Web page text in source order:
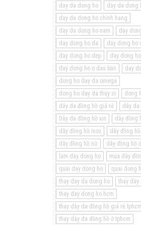
day da dong ho
day da dong
day da dong ho chinh hang
day da dong ho nam
day
day dong ho da
day dong ho
day dong ho dep
day dong
day dong ho o dau ban
day
dong ho day da omega
dong ho day da thuy si
dong
dây da đồng hồ giá rẻ
dây da
Dây da đồng hồ xịn
dây đồng
dây đồng hồ inox
dây đồng
dây đồng hồ nữ
dây đồng hồ
lam day dong ho
mua dây
quai day dong ho
quai dong
thay day da dong ho
thay day
thay day dong ho hcm
thay dây da đồng hồ giá rẻ tphcm
thay dây da đồng hồ ở tphcm